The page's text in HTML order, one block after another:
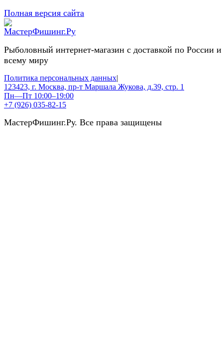
Полная версия сайта
Рыболовный интернет-магазин с доставкой по России и
всему миру
Политика персональных данных|
123423, г. Москва, пр-т Маршала Жукова, д.39, стр. 1
Пн—Пт 10:00–19:00
+7 (926) 035-82-15
МастерФишинг.Ру. Все права защищены